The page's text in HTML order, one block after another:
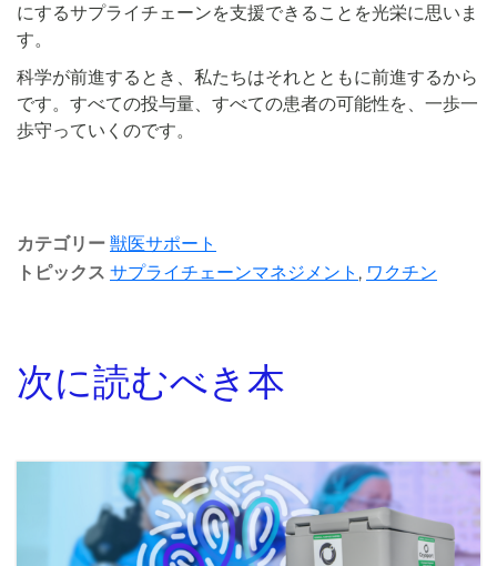
にするサプライチェーンを支援できることを光栄に思いま
す。
科学が前進するとき、私たちはそれとともに前進するから
です。すべての投与量、すべての患者の可能性を、一歩一
歩守っていくのです。
カテゴリー 獣医サポート
トピックス サプライチェーンマネジメント , ワクチン
次に読むべき本